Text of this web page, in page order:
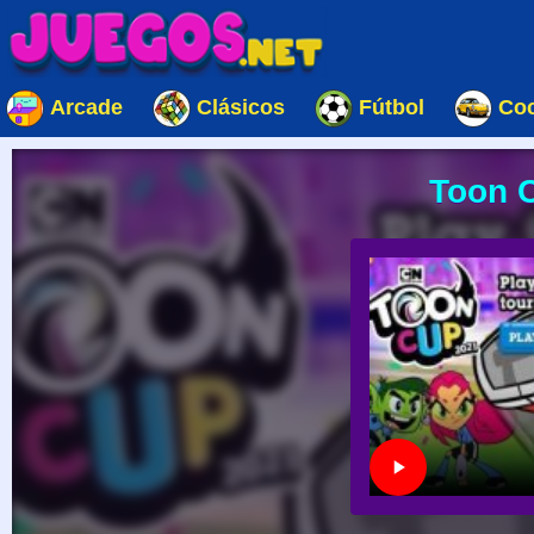
Arcade Clásicos Fútbol
Toon